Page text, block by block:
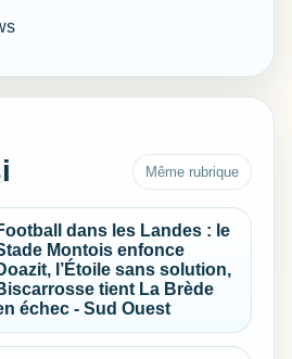
Même rubrique
dans les Landes : le
Montois enfonce
l’Étoile sans solution,
tient La Brède
échec - Sud Ouest